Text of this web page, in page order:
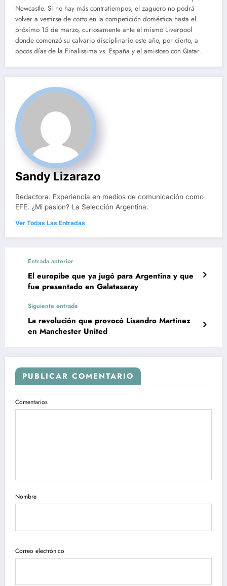
Newcastle. Si no hay más contratiempos, el zaguero no podrá
volver a vestirse de corto en la competición doméstica hasta el
próximo 15 de marzo, curiosamente ante el mismo Liverpool
donde comenzó su calvario disciplinario este año, por cierto, a
pocos días de la Finalissima vs. España y el amistoso con Qatar.
Sandy Lizarazo
Redactora. Experiencia en medios de comunicación como
EFE. ¿Mi pasión? La Selección Argentina.
Ver Todas Las Entradas
Entrada anterior
El europibe que ya jugó para Argentina y que
fue presentado en Galatasaray
Siguiente entrada
La revolución que provocó Lisandro Martínez
en Manchester United
PUBLICAR COMENTARIO
Comentarios
Nombre
Correo electrónico